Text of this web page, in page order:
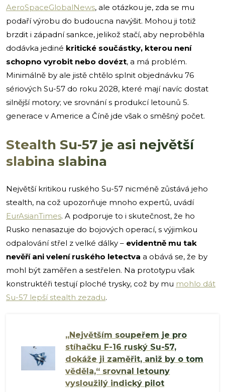
AeroSpaceGlobalNews, ale otázkou je, zda se mu
podaří výrobu do budoucna navýšit. Mohou ji totiž
brzdit i západní sankce, jelikož stačí, aby neproběhla
dodávka jediné kritické součástky, kterou není
schopno vyrobit nebo dovézt, a má problém.
Minimálně by ale jistě chtělo splnit objednávku 76
sériových Su-57 do roku 2028, které mají navíc dostat
silnější motory; ve srovnání s produkcí letounů 5.
generace v Americe a Číně jde však o směšný počet.
Stealth Su-57 je asi největší
slabina slabina
Největší kritikou ruského Su-57 nicméně zůstává jeho
stealth, na což upozorňuje mnoho expertů, uvádí
EurAsianTimes. A podporuje to i skutečnost, že ho
Rusko nenasazuje do bojových operací, s výjimkou
odpalování střel z velké dálky – evidentně mu tak
nevěří ani velení ruského letectva a obává se, že by
mohl být zaměřen a sestřelen. Na prototypu však
konstruktéři testují ploché trysky, což by mu mohlo dát
Su-57 lepší stealth zezadu.
„Největším soupeřem je pro
stíhačku F-16 ruský Su-57,
dokáže ji zaměřit, aniž by o tom
věděla,“ srovnal letouny
vysloužilý indický pilot